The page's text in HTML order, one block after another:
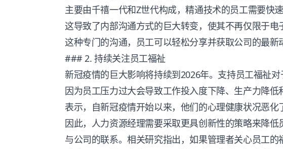
主要由千禧一代和Z世代构成，精通技术的员工需要快速
这导致了内部沟通方式的巨大转变，使其不再仅限于
这种专门的沟通，员工可以轻松分享并获取公司的最新
### 2. 持续关注员工福祉
新冠疫情的巨大影响将持续到2026年。支持员工福祉对
因为员工压力过大会导致工作投入度下降、生产力降低
表示，自新冠疫情开始以来，他们的心理健康状况恶化
因此，人力资源经理需要采取更具创新性的策略来降
与公司的联系。相关研究指出，如果管理者关心员工的